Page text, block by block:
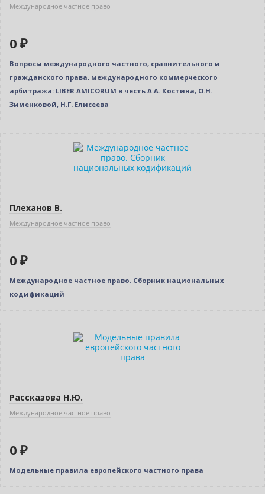
Международное частное право
0 ₽
Вопросы международного частного, сравнительного и
гражданского права, международного коммерческого
арбитража: LIBER AMICORUM в честь А.А. Костина, О.Н.
Зименковой, Н.Г. Елисеева
Плеханов В.
Международное частное право
0 ₽
Международное частное право. Сборник национальных
кодификаций
Рассказова Н.Ю.
Международное частное право
0 ₽
Модельные правила европейского частного права